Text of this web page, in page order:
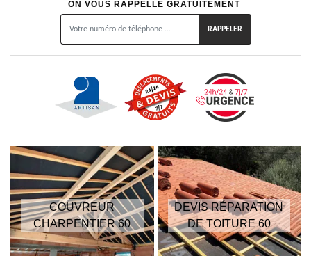
ON VOUS RAPPELLE GRATUITEMENT
COUVREUR
CHARPENTIER 60
DEVIS RÉPARATION
DE TOITURE 60